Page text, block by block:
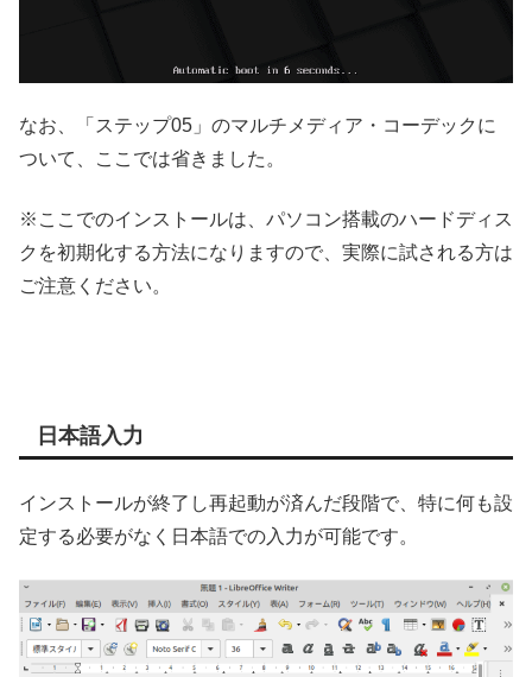
なお、「ステップ05」のマルチメディア・コーデックに
ついて、ここでは省きました。
※ここでのインストールは、パソコン搭載のハードディス
クを初期化する方法になりますので、実際に試される方は
ご注意ください。
日本語入力
インストールが終了し再起動が済んだ段階で、特に何も設
定する必要がなく日本語での入力が可能です。